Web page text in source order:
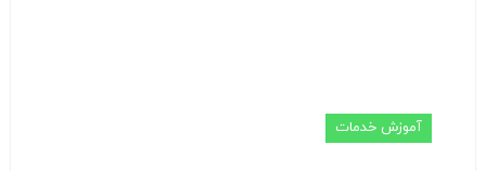
آموزش خدمات